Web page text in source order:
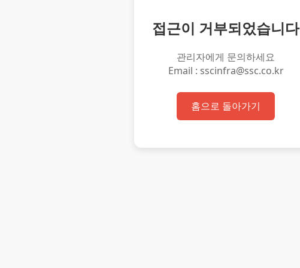
접근이 거부되었습니다
관리자에게 문의하세요
Email : sscinfra@ssc.co.kr
홈으로 돌아가기